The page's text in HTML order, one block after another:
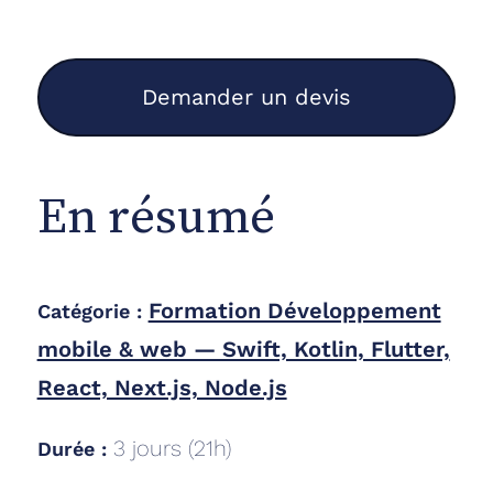
Demander un devis
En résumé
Catégorie : Formation Développement
mobile & web — Swift, Kotlin, Flutter,
React, Next.js, Node.js
Durée : 3 jours (21h)